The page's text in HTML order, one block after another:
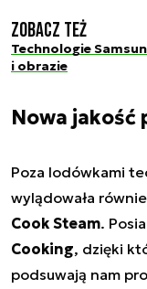
Zobacz też
Technologie
i obrazie
Nowa jakość
Poza lodówkami
wylądowała
Cook Steam.
Cooking, dzięki
podsuwają nam